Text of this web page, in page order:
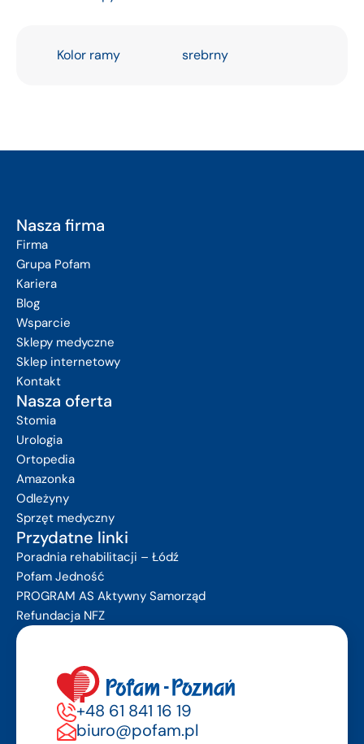
Kolor ramy srebrny
Nasza firma
Firma
Grupa Pofam
Kariera
Blog
Wsparcie
Sklepy medyczne
Sklep internetowy
Kontakt
Nasza oferta
Stomia
Urologia
Ortopedia
Amazonka
Odleżyny
Sprzęt medyczny
Przydatne linki
Poradnia rehabilitacji – Łódź
Pofam Jedność
PROGRAM AS Aktywny Samorząd
Refundacja NFZ
+48 61 841 16 19
biuro@pofam.pl